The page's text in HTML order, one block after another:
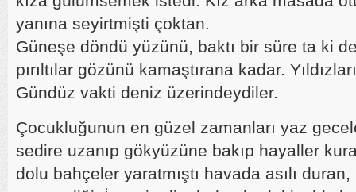
yanına seyirtmişti çoktan.
Güneşe döndü yüzünü, baktı bir süre ta ki
pırıltılar gözünü kamaştırana kadar.
Gündüz vakti deniz üzerindeydiler.
Çocukluğunun en güzel zamanları yaz
sedire uzanıp gökyüzüne bakıp hayaller
dolu bahçeler yaratmıştı havada asılı